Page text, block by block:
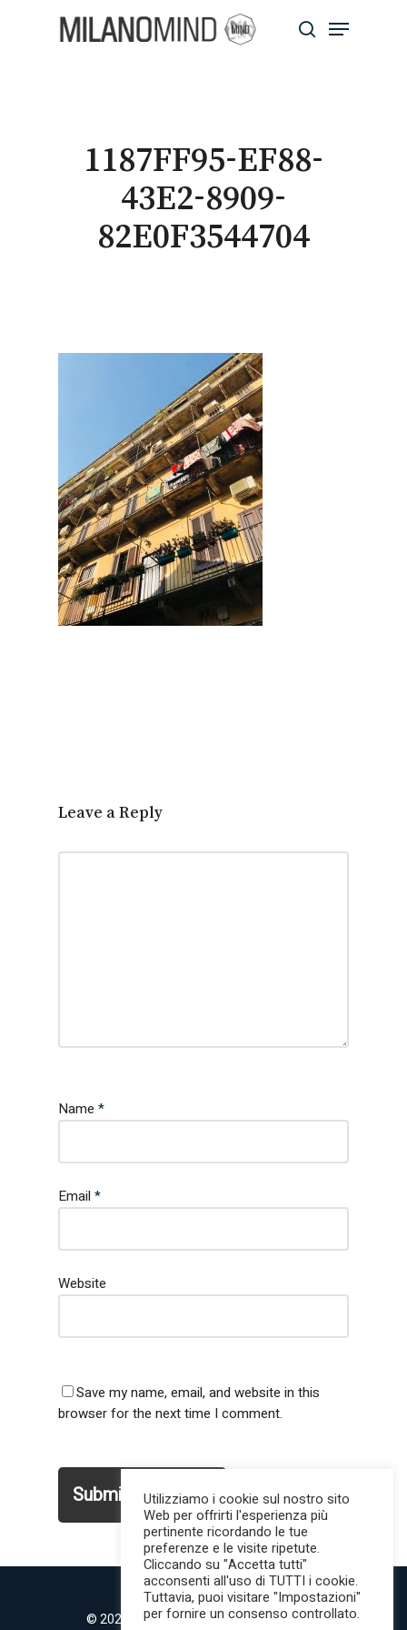
search
Menu
1187FF95-EF88-
43E2-8909-
82E0F3544704
Leave a Reply
Name *
Email *
Website
Save my name, email, and website in this
browser for the next time I comment.
© 2022 MilanoMind | Tutti i diritti riservati.
Utilizziamo i cookie sul nostro sito
Web per offrirti l'esperienza più
pertinente ricordando le tue
preferenze e le visite ripetute.
Cliccando su "Accetta tutti"
acconsenti all'uso di TUTTI i cookie.
Tuttavia, puoi visitare "Impostazioni"
per fornire un consenso controllato.